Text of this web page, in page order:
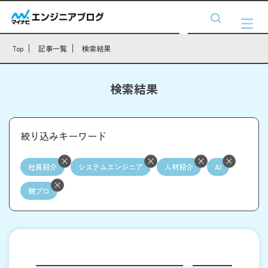
Top 記事一覧 検索結果
検索結果
絞り込みキーワード
社員紹介 システムエンジニア 人材紹介 AI
競プロ